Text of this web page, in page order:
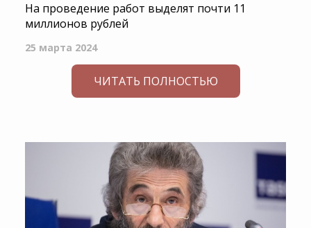
На проведение работ выделят почти 11
миллионов рублей
25 марта 2024
ЧИТАТЬ ПОЛНОСТЬЮ